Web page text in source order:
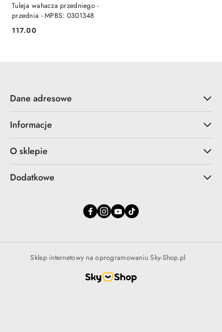
Tuleja wahacza przedniego -
przednia - MPBS: 0301348
Cena:
117.00
Dane adresowe
Informacje
O sklepie
Dodatkowe
Sklep internetowy na oprogramowaniu Sky-Shop.pl